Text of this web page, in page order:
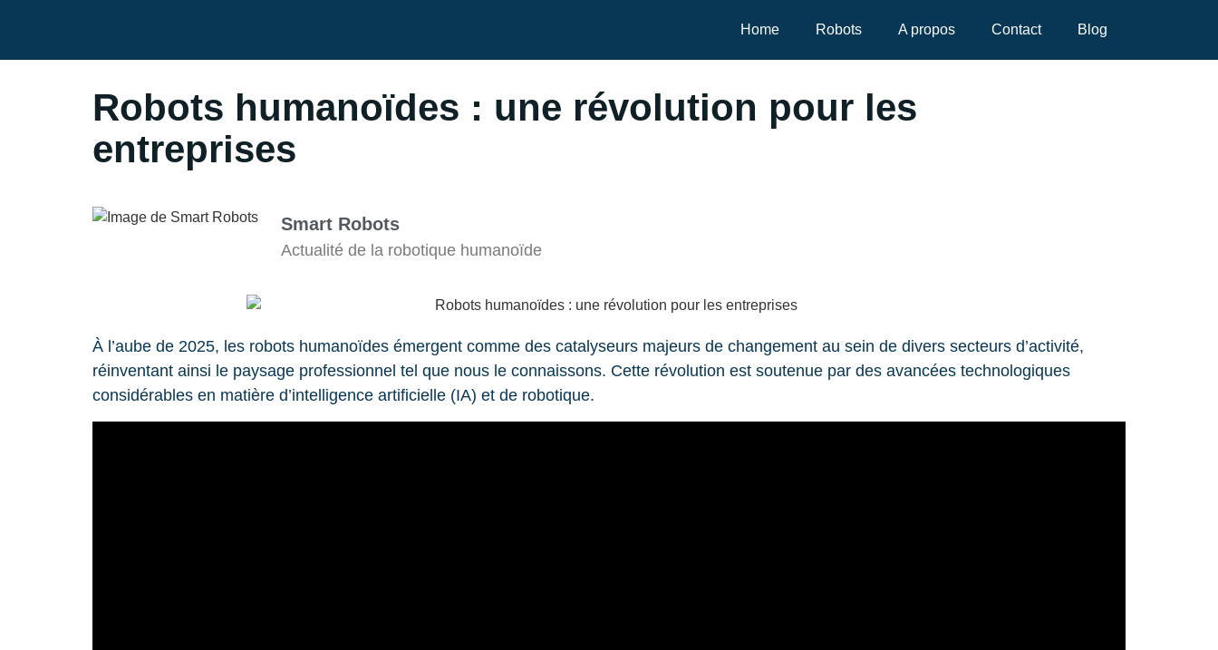
Home Robots A propos Contact Blog
Robots humanoïdes : une révolution pour les
entreprises
Smart Robots
Actualité de la robotique humanoïde
À l’aube de 2025, les robots humanoïdes émergent comme des catalyseurs majeurs de changement au sein de divers secteurs d’activité,
réinventant ainsi le paysage professionnel tel que nous le connaissons. Cette révolution est soutenue par des avancées technologiques
considérables en matière d’intelligence artificielle (IA) et de robotique.